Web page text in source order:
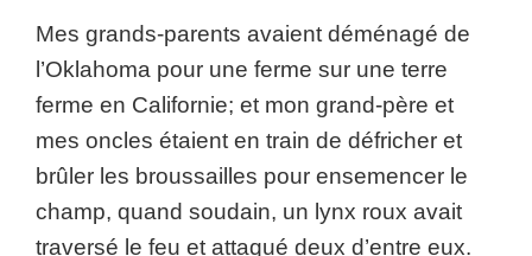
Mes grands-parents avaient déménagé de
l’Oklahoma pour une ferme sur une terre
ferme en Californie; et mon grand-père et
mes oncles étaient en train de défricher et
brûler les broussailles pour ensemencer le
champ, quand soudain, un lynx roux avait
traversé le feu et attaqué deux d’entre eux.